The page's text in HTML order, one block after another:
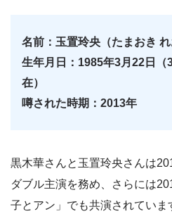
名前：玉置玲央（たまおき れ
生年月日：1985年3月22日（
在）
噂された時期：2013年
黒木華さんと玉置玲央さんは
ダブル主演を務め、さらには
子とアン」でも共演されていま